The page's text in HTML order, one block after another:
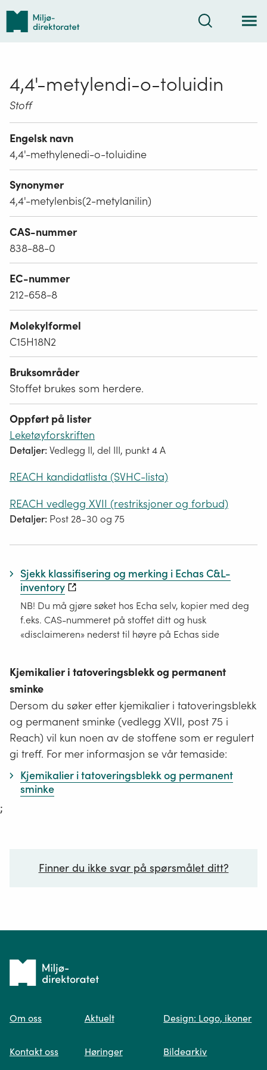
Tilbake
forsiden
Søk
4,4'-metylendi-o-toluidin
Stoff
Engelsk navn
4,4'-methylenedi-o-toluidine
Synonymer
4,4'-metylenbis(2-metylanilin)
CAS-nummer
838-88-0
EC-nummer
212-658-8
Molekylformel
C15H18N2
Bruksområder
Stoffet brukes som herdere.
Oppført på lister
Leketøyforskriften
Detaljer:Vedlegg II, del III, punkt 4 A
REACH kandidatlista (SVHC-lista)
REACH vedlegg XVII (restriksjoner og forbud)
Detaljer: Post 28-30 og 75
Sjekk klassifisering og merking i Echas C&L-
inventory
NB! Du må gjøre søket hos Echa selv, kopier med deg
f.eks. CAS-nummeret på stoffet ditt og husk
«disclaimeren» nederst til høyre på Echas side
Kjemikalier i tatoveringsblekk og permanent
sminke
Dersom du søker etter kjemikalier i tatoveringsblekk
og permanent sminke (vedlegg XVII, post 75 i
Reach) vil kun noen av de stoffene som er regulert
gi treff. For mer informasjon se vår temaside:
Kjemikalier i tatoveringsblekk og permanent
sminke
;
Finner du ikke svar på spørsmålet ditt?
Spør oss
Tilbake
forsiden
Om oss
Kontakt oss
Aktuelt
Høringer
Design: Logo, ikoner
Bildearkiv